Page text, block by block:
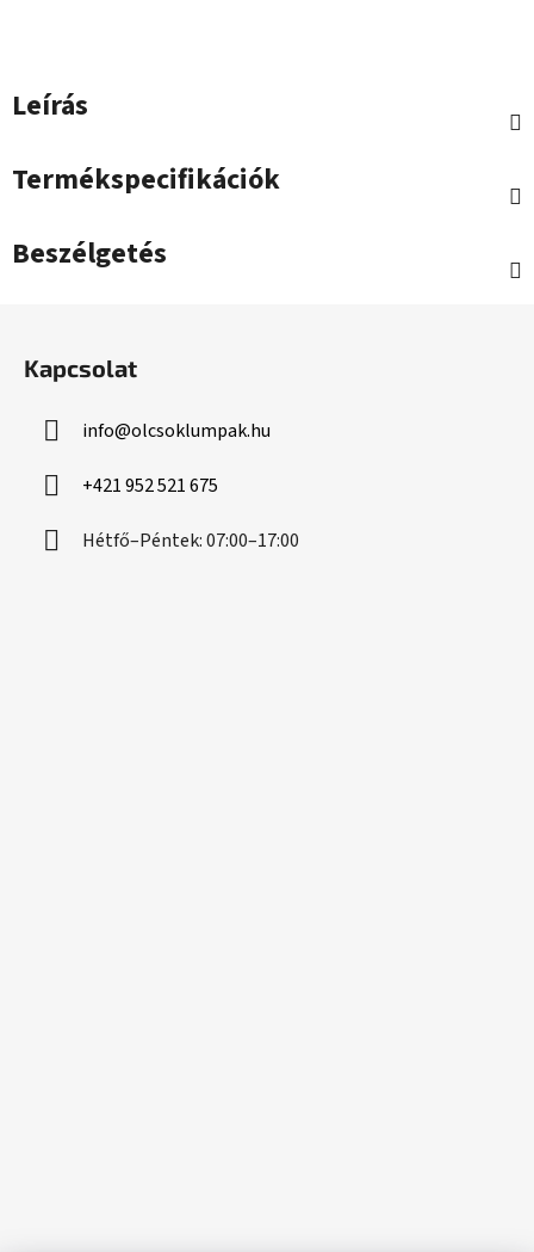
Leírás
Termékspecifikációk
Beszélgetés
Kapcsolat
info@olcsoklumpak.hu
+421 952 521 675
Hétfő–Péntek: 07:00–17:00